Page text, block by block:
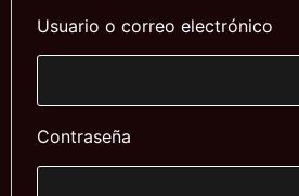
Usuario o correo electrónico
Contraseña